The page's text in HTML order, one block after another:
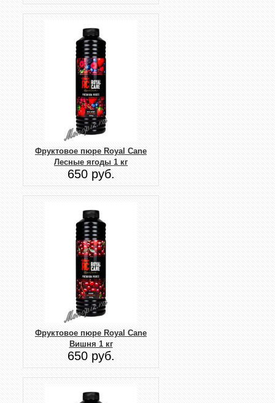
Фруктовое пюре Royal Cane
Лесные ягоды 1 кг
650 руб.
Фруктовое пюре Royal Cane
Вишня 1 кг
650 руб.